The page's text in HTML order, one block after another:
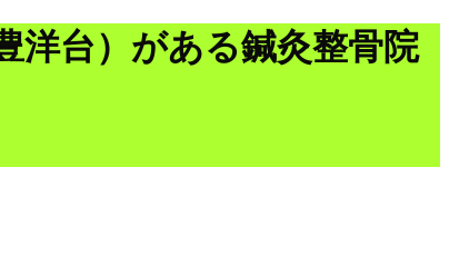
洋台）がある鍼灸整骨院